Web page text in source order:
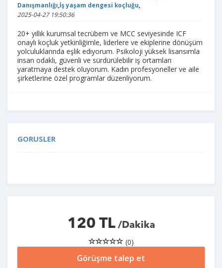
Danışmanlığı İş yaşam dengesi koçluğu
2025-04-27 19:50:36
20+ yıllık kurumsal tecrübem ve MCC seviyesinde ICF
onaylı koçluk yetkinliğimle, liderlere ve ekiplerine dönüşüm
yolculuklarında eşlik ediyorum. Psikoloji yüksek lisansımla
insan odaklı, güvenli ve sürdürülebilir iş ortamları
yaratmaya destek oluyorum. Kadın profesyoneller ve aile
şirketlerine özel programlar düzenliyorum.
GORUSLER
120 TL/Dakika
(0)
Görüşme talep et